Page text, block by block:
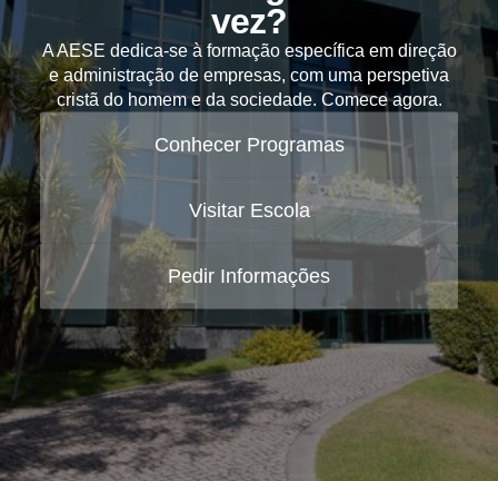
vez?
A AESE dedica-se à formação específica em direção
e administração de empresas, com uma perspetiva
cristã do homem e da sociedade. Comece agora.
Conhecer Programas
Visitar Escola
Pedir Informações